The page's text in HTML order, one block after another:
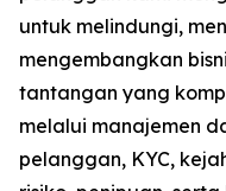
untuk melindungi,
mengembangkan
tantangan yang
melalui manajemen
pelanggan, KYC,